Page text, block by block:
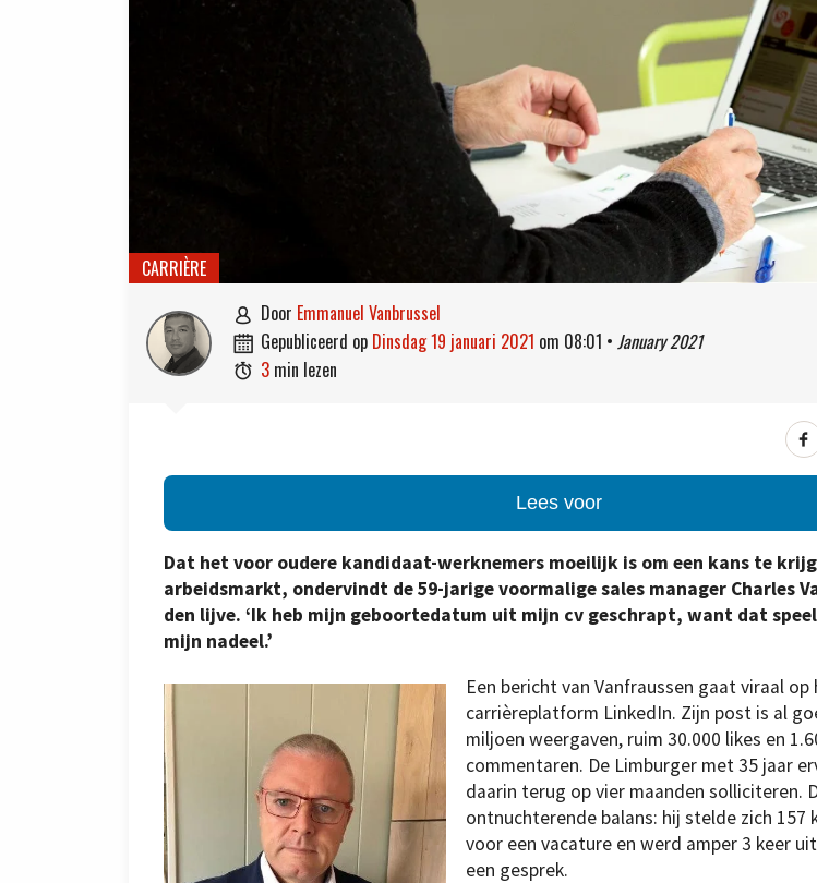
CARRIÈRE
 door Emmanuel Vanbrussel
 gepubliceerd op dinsdag 19 januari 2021 om 08:01 • January 2021
 3 min lezen
Lees voor
Dat het voor oudere kandidaat-werknemers moeilijk is om een kans te
arbeidsmarkt, ondervindt de 59-jarige voormalige sales manager Charles
den lijve. ‘Ik heb mijn geboortedatum uit mijn cv geschrapt, want dat
mijn nadeel.’
Een bericht van Vanfraussen gaat viraal op
carrièreplatform LinkedIn. Zijn post is al
miljoen weergaven, ruim 30.000 likes en
commentaren. De Limburger met 35 jaar
daarin terug op vier maanden solliciteren.
ontnuchterende balans: hij stelde zich 157
voor een vacature en werd amper 3 keer
een gesprek.